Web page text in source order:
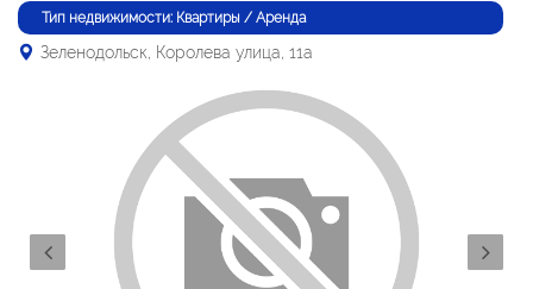
Тип недвижимости: Квартиры / Аренда
Зеленодольск, Королева улица, 11а